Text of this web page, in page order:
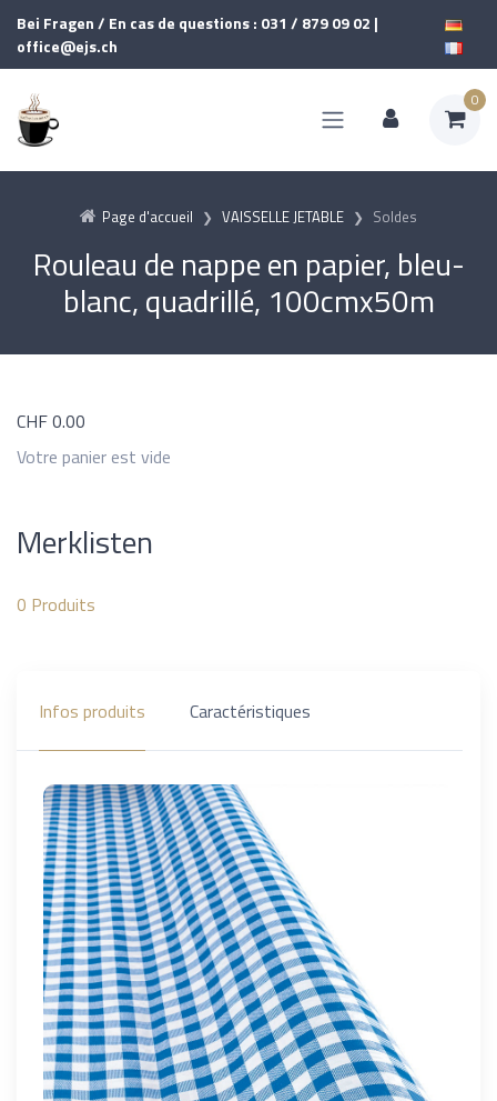
Bei Fragen / En cas de questions : 031 / 879 09 02 |
office@ejs.ch
0
Page d'accueil VAISSELLE JETABLE Soldes
Rouleau de nappe en papier, bleu-
blanc, quadrillé, 100cmx50m
CHF0.00
Votre panier est vide
Merklisten
0 Produits
Infos produits Caractéristiques